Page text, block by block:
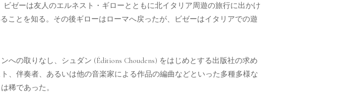
ゼーは友人のエルネスト・ギローとともに北イタリア周遊の旅行に出かけ
ことを知る。その後ギローはローマへ戻ったが、ビゼーはイタリアでの遊
の取りなし、シュダン (Éditions Choudens) をはじめとする出版社の求め
、伴奏者、あるいは他の音楽家による作品の編曲などといった多種多様な
稀であった。